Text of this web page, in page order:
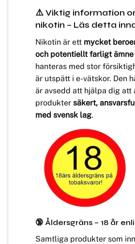
⚠️ Viktig information
nikotin – Läs detta
Nikotin är ett mycket
och potentiellt farligt ämne
hanteras med stor
är utspätt i e-vätskor. Den
är avsedd att hjälpa dig att
produkter säkert,
med svensk lag.
🔞 Åldersgräns – 18 år
Samtliga produkter som